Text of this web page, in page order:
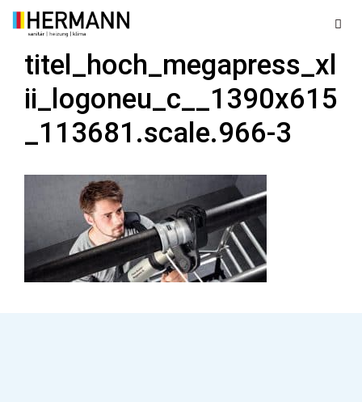
Zum
Inhalt
titel_hoch_megapress_xl
ii_logoneu_c__1390x615
_113681.scale.966-3